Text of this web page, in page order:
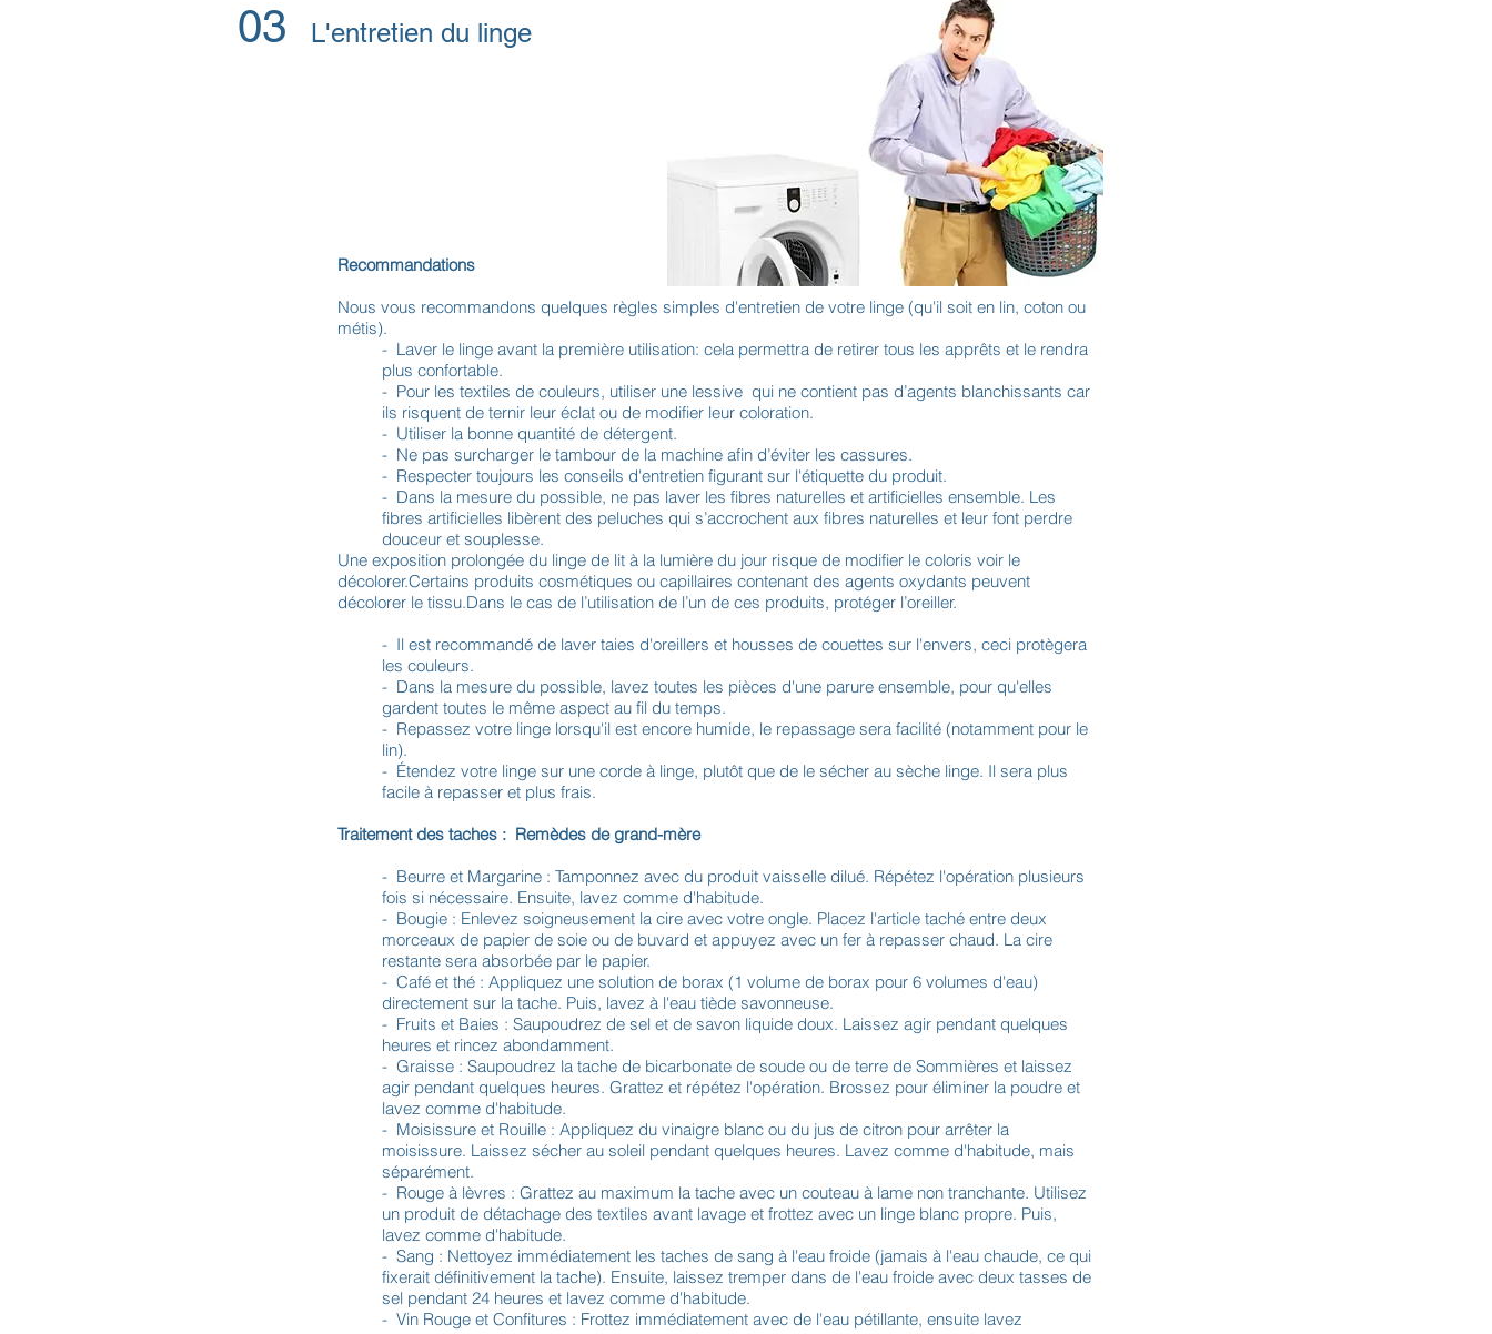
03 L'entretien du linge
Recommandations
Nous vous recommandons quelques règles simples d'entretien de votre linge (qu'il soit en lin, coton ou
métis).
- Laver le linge avant la première utilisation: cela permettra de retirer tous les apprêts et le rendra
plus confortable.
- Pour les textiles de couleurs, utiliser une lessive qui ne contient pas d’agents blanchissants car
ils risquent de ternir leur éclat ou de modifier leur coloration.
- Utiliser la bonne quantité de détergent.
- Ne pas surcharger le tambour de la machine afin d’éviter les cassures.
- Respecter toujours les conseils d'entretien figurant sur l'étiquette du produit.
- Dans la mesure du possible, ne pas laver les fibres naturelles et artificielles ensemble. Les
fibres artificielles libèrent des peluches qui s’accrochent aux fibres naturelles et leur font perdre
douceur et souplesse.
Une exposition prolongée du linge de lit à la lumière du jour risque de modifier le coloris voir le
décolorer.Certains produits cosmétiques ou capillaires contenant des agents oxydants peuvent
décolorer le tissu.Dans le cas de l’utilisation de l’un de ces produits, protéger l’oreiller.
- Il est recommandé de laver taies d'oreillers et housses de couettes sur l'envers, ceci protègera
les couleurs.
- Dans la mesure du possible, lavez toutes les pièces d'une parure ensemble, pour qu'elles
gardent toutes le même aspect au fil du temps.
- Repassez votre linge lorsqu'il est encore humide, le repassage sera facilité (notamment pour le
lin).
- Étendez votre linge sur une corde à linge, plutôt que de le sécher au sèche linge. Il sera plus
facile à repasser et plus frais.
Traitement des taches : Remèdes de grand-mère
- Beurre et Margarine : Tamponnez avec du produit vaisselle dilué. Répétez l'opération plusieurs
fois si nécessaire. Ensuite, lavez comme d'habitude.
- Bougie : Enlevez soigneusement la cire avec votre ongle. Placez l'article taché entre deux
morceaux de papier de soie ou de buvard et appuyez avec un fer à repasser chaud. La cire
restante sera absorbée par le papier.
- Café et thé : Appliquez une solution de borax (1 volume de borax pour 6 volumes d'eau)
directement sur la tache. Puis, lavez à l'eau tiède savonneuse.
- Fruits et Baies : Saupoudrez de sel et de savon liquide doux. Laissez agir pendant quelques
heures et rincez abondamment.
- Graisse : Saupoudrez la tache de bicarbonate de soude ou de terre de Sommières et laissez
agir pendant quelques heures. Grattez et répétez l'opération. Brossez pour éliminer la poudre et
lavez comme d'habitude.
- Moisissure et Rouille : Appliquez du vinaigre blanc ou du jus de citron pour arrêter la
moisissure. Laissez sécher au soleil pendant quelques heures. Lavez comme d'habitude, mais
séparément.
- Rouge à lèvres : Grattez au maximum la tache avec un couteau à lame non tranchante. Utilisez
un produit de détachage des textiles avant lavage et frottez avec un linge blanc propre. Puis,
lavez comme d'habitude.
- Sang : Nettoyez immédiatement les taches de sang à l'eau froide (jamais à l'eau chaude, ce qui
fixerait définitivement la tache). Ensuite, laissez tremper dans de l'eau froide avec deux tasses de
sel pendant 24 heures et lavez comme d'habitude.
- Vin Rouge et Confitures : Frottez immédiatement avec de l'eau pétillante, ensuite lavez